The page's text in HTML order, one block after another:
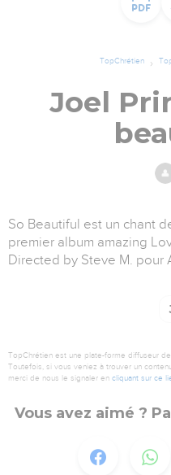
TopChrétien
Joel
So Beautiful est un chant
premier album amazing
Directed by Steve M. pour
TopChrétien est une plate-forme diffuseur
Toutefois, si vous veniez à trouver un
merci de nous le signaler en cliquant sur ce
Vous avez aimé ?